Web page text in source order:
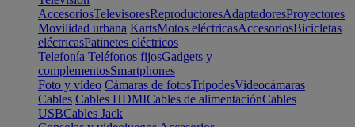
AccesoriosTelevisoresReproductoresAdaptadoresProyectores
Movilidad urbana KartsMotos eléctricasAccesoriosBicicletas
eléctricasPatinetes eléctricos
Telefonía Teléfonos fijosGadgets y
complementosSmartphones
Foto y vídeo Cámaras de fotosTrípodesVideocámaras
Cables Cables HDMICables de alimentaciónCables
USBCables Jack